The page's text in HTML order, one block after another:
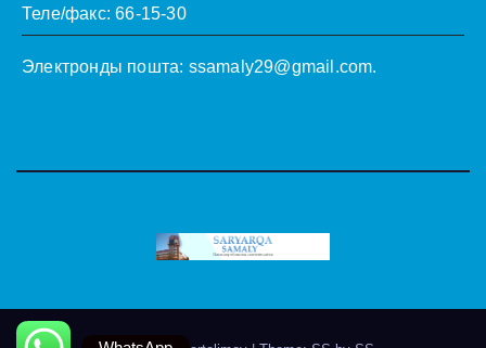
Теле/факс: 66-15-30
Электронды пошта: ssamaly29@gmail.com.